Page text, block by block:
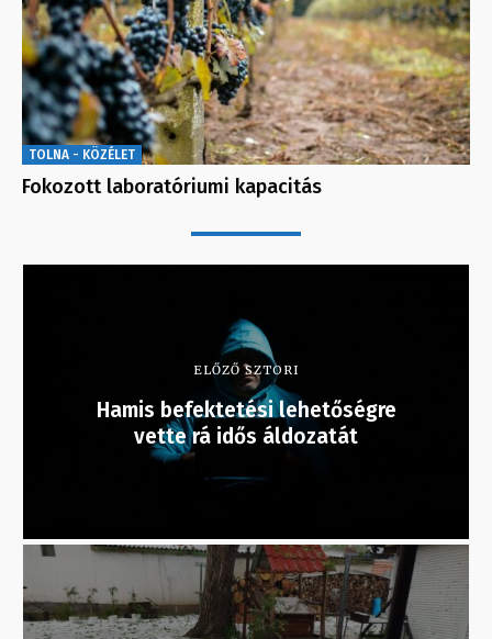
TOLNA - KÖZÉLET
Fokozott laboratóriumi kapacitás
ELŐZŐ SZTORI
Hamis befektetési lehetőségre
vette rá idős áldozatát